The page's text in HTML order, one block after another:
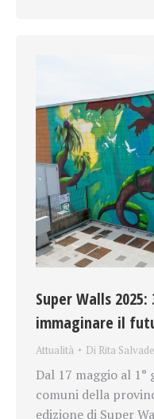
Super Walls
immaginare il
Attualità Di Rita
Dal 17 maggio al 1°
comuni della
edizione di Super